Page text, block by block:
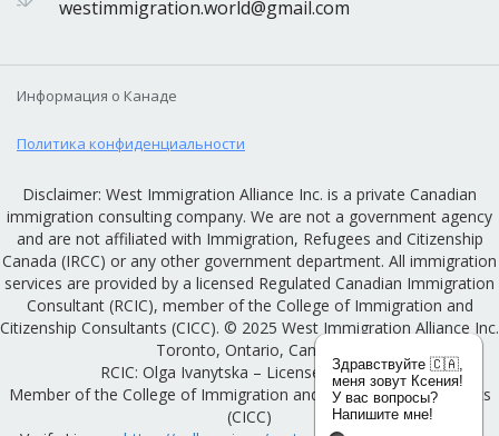
westimmigration.world@gmail.com
Информация о Канаде
Политика конфиденциальности
Disclaimer: West Immigration Alliance Inc. is a private Canadian
immigration consulting company. We are not a government agency
and are not affiliated with Immigration, Refugees and Citizenship
Canada (IRCC) or any other government department. All immigration
services are provided by a licensed Regulated Canadian Immigration
Consultant (RCIC), member of the College of Immigration and
Citizenship Consultants (CICC). © 2025 West Immigration Alliance Inc.
Toronto, Ontario, Canada
RCIC: Olga Ivanytska – License #R522136
Member of the College of Immigration and Citizenship Consultants
(CICC)
Здравствуйте 🇨🇦,
меня зовут Ксения!
У вас вопросы?
Напишите мне!